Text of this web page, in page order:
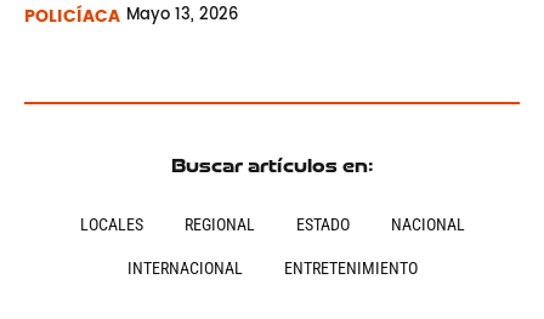
POLICÍACA Mayo13, 2026
Buscar artículos en:
LOCALES REGIONAL ESTADO NACIONAL
INTERNACIONAL ENTRETENIMIENTO